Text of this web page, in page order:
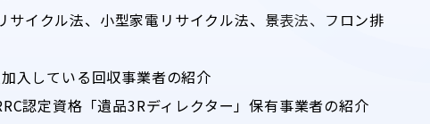
イクル法、小型家電リサイクル法、景表法、フロン排
入している回収事業者の紹介
認定資格「遺品3Rディレクター」保有事業者の紹介